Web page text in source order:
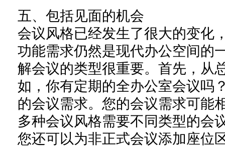
五、 包括见面的机会
会议风格已经发生了很大的变化
功能需求仍然是现代办公空间的
解会议的类型很重要。首先，从
如，你有定期的全办公室会议吗
的会议需求。您的会议需求可能
多种会议风格需要不同类型的会
您还可以为非正式会议添加座位